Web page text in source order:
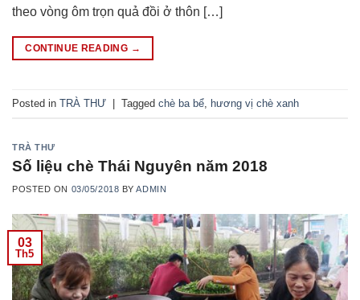
theo vòng ôm trọn quả đồi ở thôn […]
CONTINUE READING →
Posted in TRÀ THƯ Tagged chè ba bể hương vị chè xanh
TRÀ THƯ
Số liệu chè Thái Nguyên năm 2018
POSTED ON 03/05/2018 BYADMIN
03
Th5